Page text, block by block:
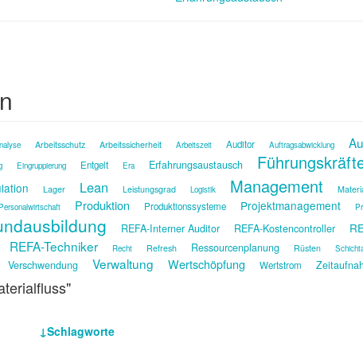
Arbeitsschutz Arbeitssicherheit Arbeitszeit Auditor Auftragsabwicklung
Eingruppierung Entgelt Era Erfahrungsaustausch
Lager Lean Leistungsgrad Logistik Management
Produktion Produktionssysteme Projektmanagement
REFA-Interner Auditor REFA-Kostencontroller
REFA-Techniker Recht Refresh Ressourcenplanung Rüsten
Verschwendung Verwaltung Wertschöpfung Wertstrom
Schlagworte